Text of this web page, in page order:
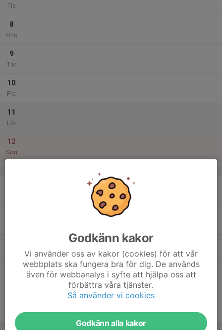
Tis
8
Ons
9
Tor
10
Fre
11
Lör
12
Sön
Godkänn kakor
Vi använder oss av kakor (cookies) för att vår
webbplats ska fungera bra för dig. De används
även för webbanalys i syfte att hjälpa oss att
förbättra våra tjänster.
Så använder vi cookies
Godkänn alla kakor